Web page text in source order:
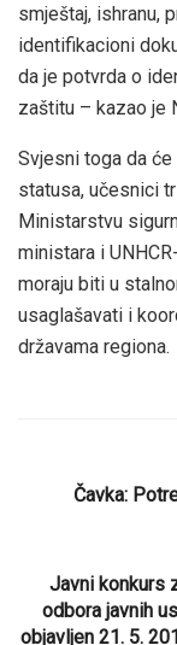
smještaj, ishranu,
identifikacioni
da je potvrda o
zaštitu – kazao je
Svjesni toga da
statusa, učesnici
Ministarstvu
ministara i
moraju biti u
usaglašavati i
državama regiona.
Čavka:
Javni konkurs
odbora javnih
objavljen 21. 5.